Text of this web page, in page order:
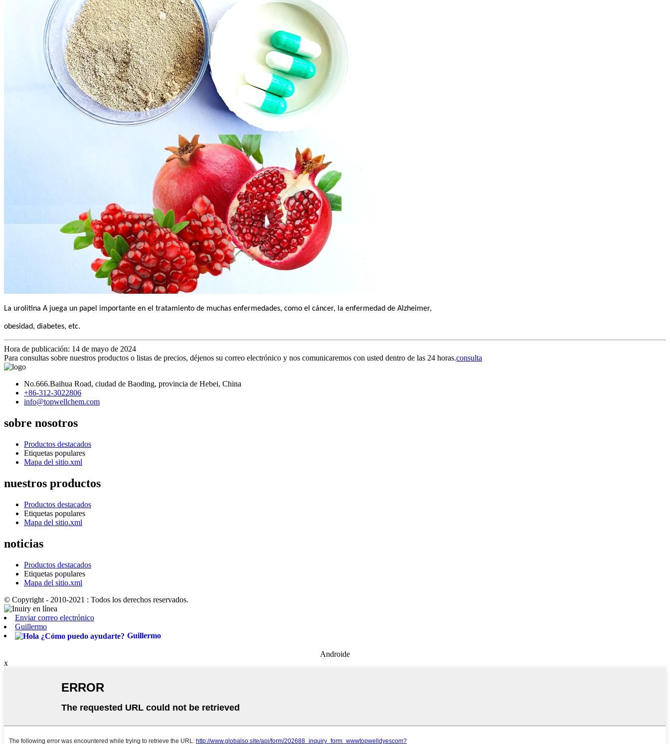
La urolitina A juega un papel importante en el tratamiento de muchas enfermedades, como el cáncer, la enfermedad de Alzheimer,
obesidad, diabetes, etc.
Hora de publicación: 14 de mayo de 2024
Para consultas sobre nuestros productos o listas de precios, déjenos su correo electrónico y nos comunicaremos con usted dentro de las 24 horas.consulta
No.666.Baihua Road, ciudad de Baoding, provincia de Hebei, China
+86-312-3022806
info@topwellchem.com
sobre nosotros
Productos destacados
Etiquetas populares
Mapa del sitio.xml
nuestros productos
Productos destacados
Etiquetas populares
Mapa del sitio.xml
noticias
Productos destacados
Etiquetas populares
Mapa del sitio.xml
© Copyright - 2010-2021 : Todos los derechos reservados.
Enviar correo electrónico
Guillermo
Guillermo
Androide
x